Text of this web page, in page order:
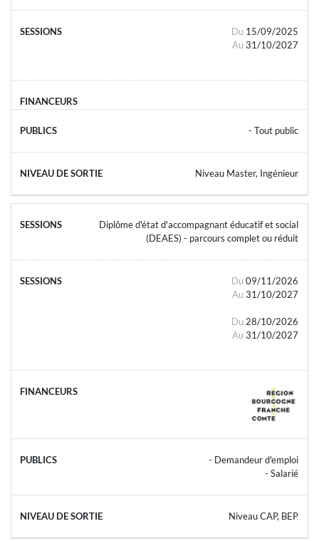
Du 15/09/2025
Au 31/10/2027
- Tout public
Niveau Master, Ingénieur
Diplôme d'état d'accompagnant éducatif et social
(DEAES) - parcours complet ou réduit
Du 09/11/2026
Au 31/10/2027
Du 28/10/2026
Au 31/10/2027
- Demandeur d'emploi
- Salarié
Niveau CAP, BEP